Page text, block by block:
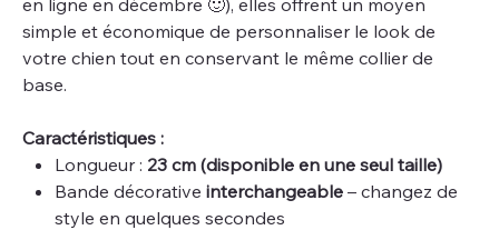
en ligne en décembre 🙂​), elles offrent un moyen
simple et économique de personnaliser le look de
votre chien tout en conservant le même collier de
base.
Caractéristiques :
Longueur : 23 cm (disponible en une seul taille)
Bande décorative interchangeable– changez de
style en quelques secondes